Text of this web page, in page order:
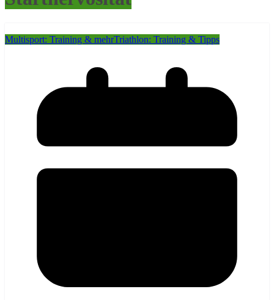
Multisport: Training & mehrTriathlon: Training & Tipps